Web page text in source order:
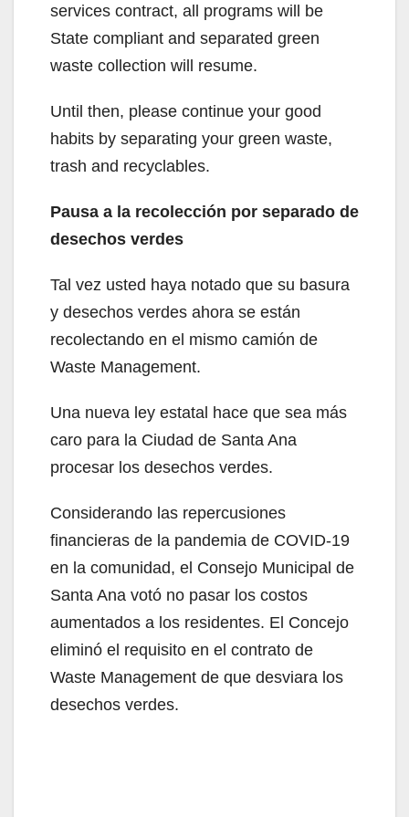
services contract, all programs will be
State compliant and separated green
waste collection will resume.
Until then, please continue your good
habits by separating your green waste,
trash and recyclables.
Pausa a la recolección por separado de
desechos verdes
Tal vez usted haya notado que su basura
y desechos verdes ahora se están
recolectando en el mismo camión de
Waste Management.
Una nueva ley estatal hace que sea más
caro para la Ciudad de Santa Ana
procesar los desechos verdes.
Considerando las repercusiones
financieras de la pandemia de COVID-19
en la comunidad, el Consejo Municipal de
Santa Ana votó no pasar los costos
aumentados a los residentes. El Concejo
eliminó el requisito en el contrato de
Waste Management de que desviara los
desechos verdes.